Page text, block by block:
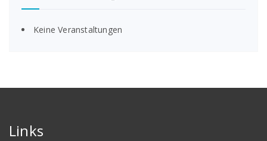
Keine Veranstaltungen
Links